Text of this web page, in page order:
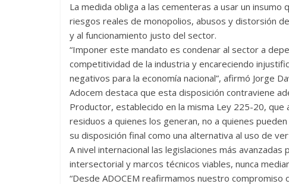
La medida obliga a las cementeras a usar un
riesgos reales de monopolios, abusos y distorsión
y al funcionamiento justo del sector.
“Imponer este mandato es condenar al sector a
competitividad de la industria y encareciendo
negativos para la economía nacional”, afirmó Jorge
Adocem destaca que esta disposición contraviene
Productor, establecido en la misma Ley 225-20, que
residuos a quienes los generan, no a quienes
su disposición final como una alternativa al uso de
A nivel internacional las legislaciones más
intersectorial y marcos técnicos viables, nunca
“Desde ADOCEM reafirmamos nuestro